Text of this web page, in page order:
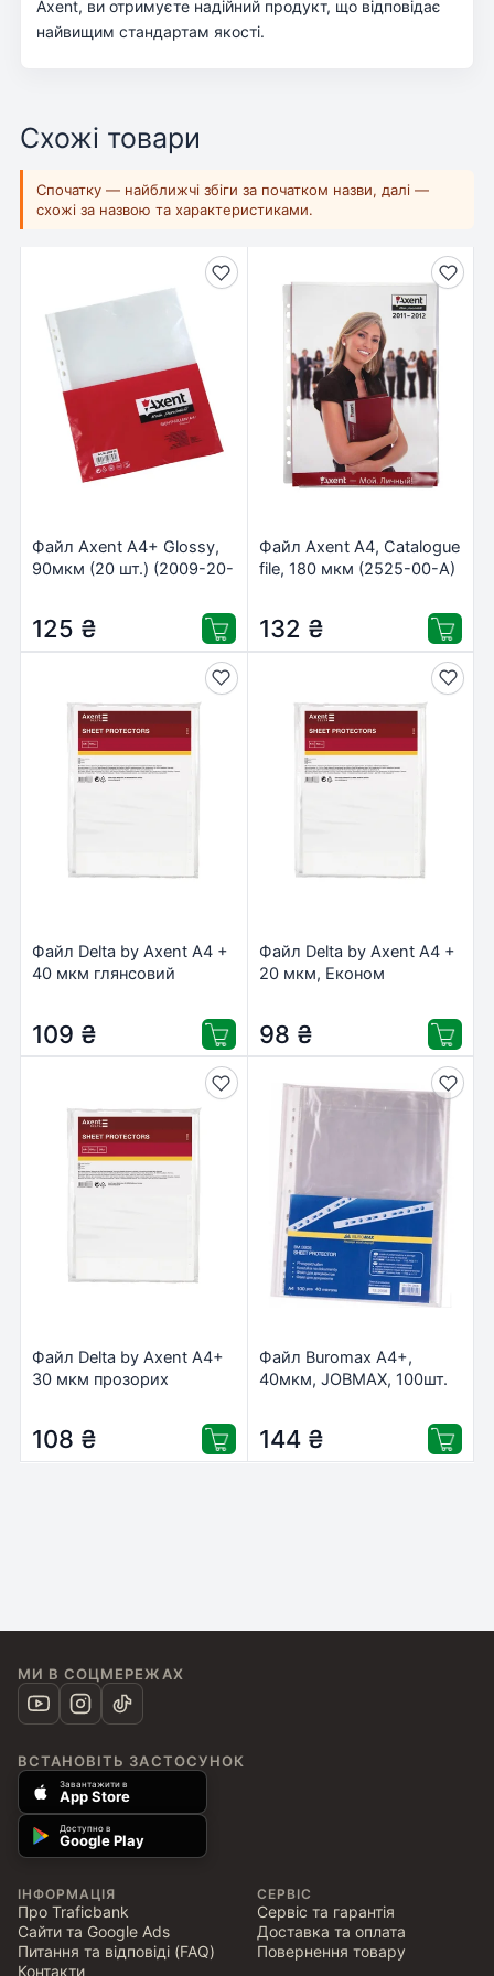
Axent, ви отримуєте надійний продукт, що відповідає
найвищим стандартам якості.
Схожі товари
Спочатку — найближчі збіги за початком назви, далі —
схожі за назвою та характеристиками.
Файл Axent А4+ Glossy,
90мкм (20 шт.) (2009-20-
125 ₴
Файл Axent А4, Catalogue
file, 180 мкм (2525-00-А)
132 ₴
Файл Delta by Axent А4 +
40 мкм глянсовий
109 ₴
Файл Delta by Axent А4 +
20 мкм, Економ
98 ₴
Файл Delta by Axent А4+
30 мкм прозорих
108 ₴
Файл Buromax А4+,
40мкм, JOBMAX, 100шт.
144 ₴
МИ В СОЦМЕРЕЖАХ
ВСТАНОВІТЬ ЗАСТОСУНОК
Завантажити в
App Store
Доступно в
Google Play
ІНФОРМАЦІЯ
Про Traficbank
Сайти та Google Ads
Питання та відповіді (FAQ)
Контакти
СЕРВІС
Сервіс та гарантія
Доставка та оплата
Повернення товару